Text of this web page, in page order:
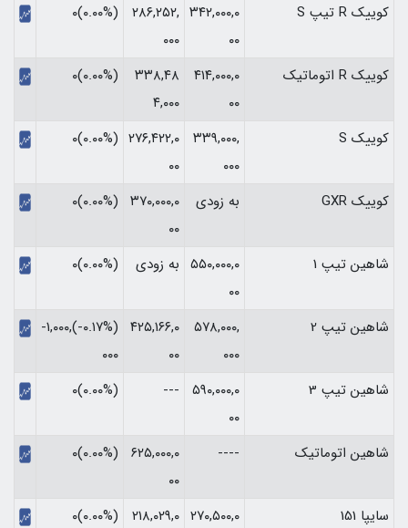
کوییک R تیپ S
۳۴۲,۰۰۰,۰
۰۰
۲۸۶,۲۵۲,
۰۰۰
(۰.۰۰%)۰
کوییک R اتوماتیک
۴۱۴,۰۰۰,۰
۰۰
۳۳۸,۴۸
۴,۰۰۰
(۰.۰۰%)۰
کوییک S
۳۳۹,۰۰۰,
۰۰۰
۲۷۶,۴۲۲,۰
۰۰
(۰.۰۰%)۰
کوییک GXR به زودی
۳۷۰,۰۰۰,۰
۰۰
(۰.۰۰%)۰
شاهین تیپ 1
۵۵۰,۰۰۰,۰
۰۰
به زودی (۰.۰۰%)۰
شاهین تیپ 2
۵۷۸,۰۰۰,
۰۰۰
۴۲۵,۱۶۶,۰
۰۰
(‎-۰.۱۷%‏)‎-۱,۰۰۰,
۰۰۰‏
شاهین تیپ 3
۵۹۰,۰۰۰,۰
۰۰
--- (۰.۰۰%)۰
شاهین اتوماتیک ----
۶۲۵,۰۰۰,۰
۰۰
(۰.۰۰%)۰
سایپا 151
۲۷۰,۵۰۰,۰ ۲۱۸,۰۲۹,۰
(۰.۰۰%)۰